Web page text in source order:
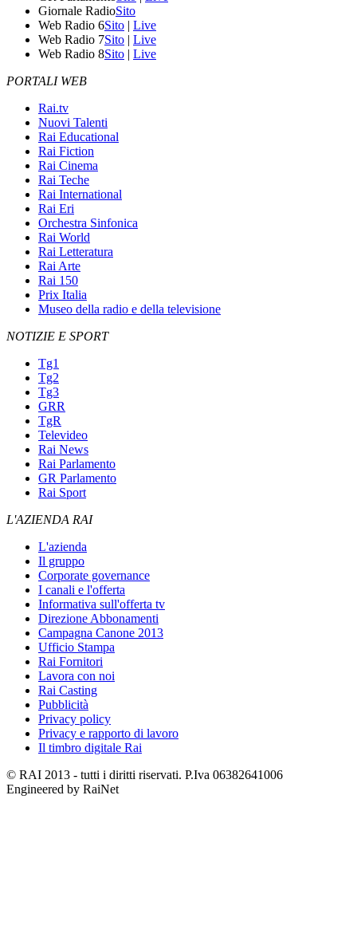
Giornale RadioSito
Web Radio 6Sito | Live
Web Radio 7Sito | Live
Web Radio 8Sito | Live
PORTALI WEB
Rai.tv
Nuovi Talenti
Rai Educational
Rai Fiction
Rai Cinema
Rai Teche
Rai International
Rai Eri
Orchestra Sinfonica
Rai World
Rai Letteratura
Rai Arte
Rai 150
Prix Italia
Museo della radio e della televisione
NOTIZIE E SPORT
Tg1
Tg2
Tg3
GRR
TgR
Televideo
Rai News
Rai Parlamento
GR Parlamento
Rai Sport
L'AZIENDA RAI
L'azienda
Il gruppo
Corporate governance
I canali e l'offerta
Informativa sull'offerta tv
Direzione Abbonamenti
Campagna Canone 2013
Ufficio Stampa
Rai Fornitori
Lavora con noi
Rai Casting
Pubblicità
Privacy policy
Privacy e rapporto di lavoro
Il timbro digitale Rai
© RAI 2013 - tutti i diritti riservati. P.Iva 06382641006
Engineered by RaiNet